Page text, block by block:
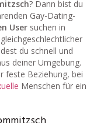
? Dann bist du
Gay-Dating-
User suchen in
du schnell und
deiner Umgebung.
feste Beziehung, bei
Menschen für ein